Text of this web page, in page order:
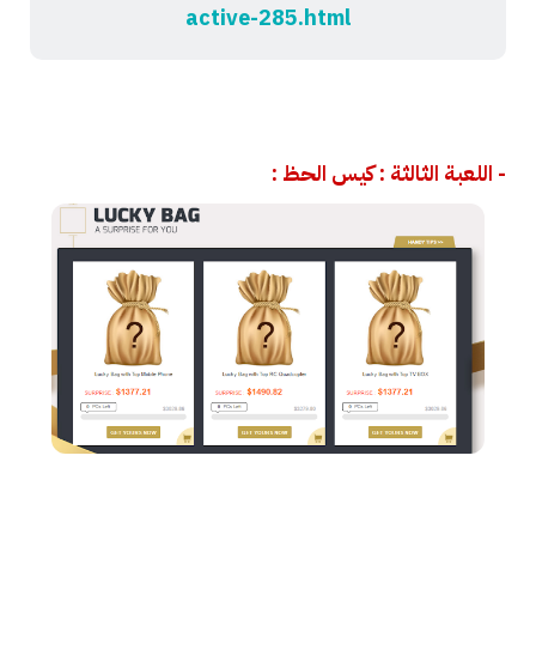
active-285.html
- اللعبة الثالثة : كيس الحظ :